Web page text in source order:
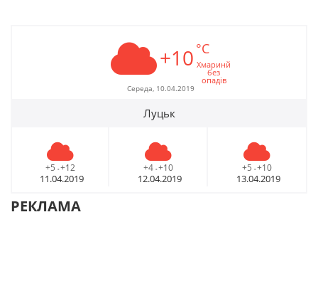
+10 °C
Хмаринй
без
опадів
Середа, 10.04.2019
Луцьк
+5 - +12
11.04.2019
+4 - +10
12.04.2019
+5 - +10
13.04.2019
РЕКЛАМА